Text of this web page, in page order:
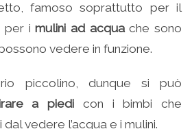
famoso soprattutto per il
imulini ad acquache sono
vedere in funzione.
piccolino, dunque si può
a piedi con i bimbi che
vedere l’acqua e i mulini.